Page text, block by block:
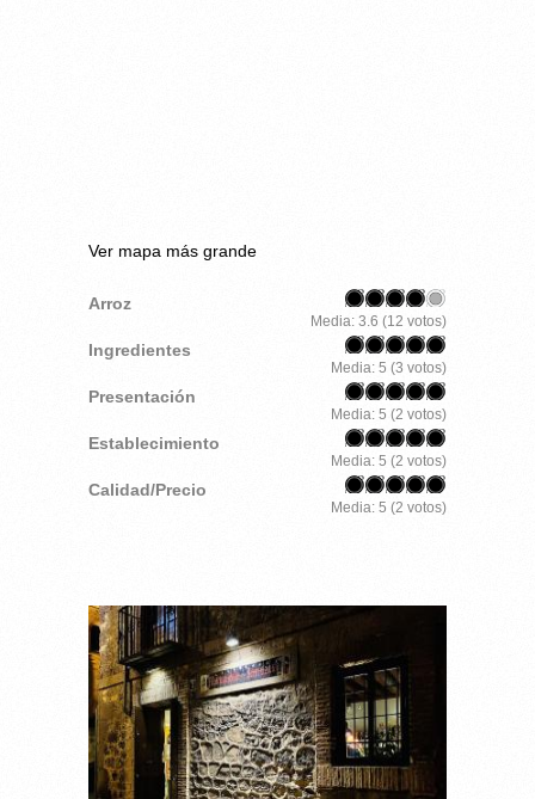
Ver mapa más grande
Arroz
Media: 3.6 (12 votos)
Ingredientes
Media: 5 (3 votos)
Presentación
Media: 5 (2 votos)
Establecimiento
Media: 5 (2 votos)
Calidad/Precio
Media: 5 (2 votos)